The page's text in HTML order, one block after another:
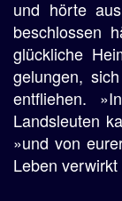
und hörte
beschlossen
glückliche
gelungen,
entfliehen.
Landsleuten
»und von
Leben